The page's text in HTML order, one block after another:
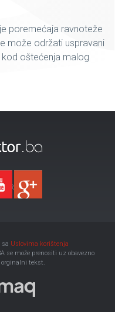
poremećaja ravnoteže
može održati uspravani
kod oštećenja malog
Reserved
sa Uslovima korištenja
se može prenositi uz obavezno
tekst.